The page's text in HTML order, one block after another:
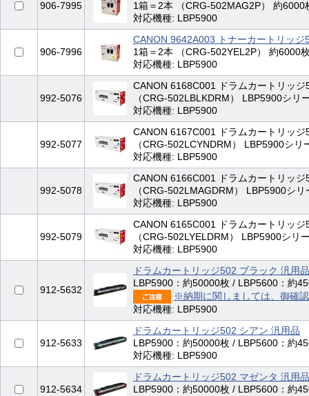
906-7995
1箱＝2本 （CRG-502MAG2P） 約6000
対応機種: LBP5900
906-7996
CANON 9642A003 トナーカートリッ
1箱＝2本 （CRG-502YEL2P） 約6000
対応機種: LBP5900
992-5076
CANON 6168C001 ドラムカートリッ
（CRG-502LBLKDRM） LBP5900シ
対応機種: LBP5900
992-5077
CANON 6167C001 ドラムカートリッジ
（CRG-502LCYNDRM） LBP5900シ
対応機種: LBP5900
992-5078
CANON 6166C001 ドラムカートリッ
（CRG-502LMAGDRM） LBP5900シ
対応機種: LBP5900
992-5079
CANON 6165C001 ドラムカートリッ
（CRG-502LYELDRM） LBP5900シ
対応機種: LBP5900
912-5632
ドラムカートリッジ502 ブラック 汎用品
LBP5900：約50000枚 / LBP5600：約
※納期に関しましては、御確
対応機種: LBP5900
912-5633
ドラムカートリッジ502 シアン 汎用品
LBP5900：約50000枚 / LBP5600：約
対応機種: LBP5900
912-5634
ドラムカートリッジ502 マゼンタ 汎用品
LBP5900：約50000枚 / LBP5600：約